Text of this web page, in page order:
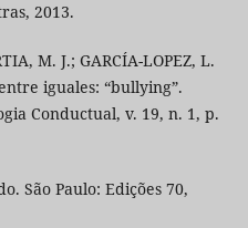
2013.
M. J.; GARCÍA-LOPEZ, L.
iguales: “bullying”.
Conductual, v. 19, n. 1, p.
São Paulo: Edições 70,